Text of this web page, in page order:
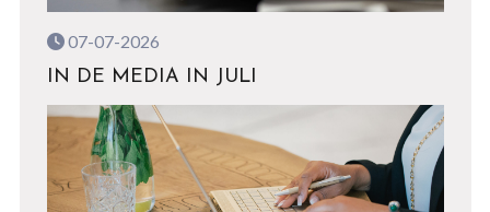
07-07-2026
IN DE MEDIA IN JULI